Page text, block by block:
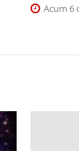
Acum 6